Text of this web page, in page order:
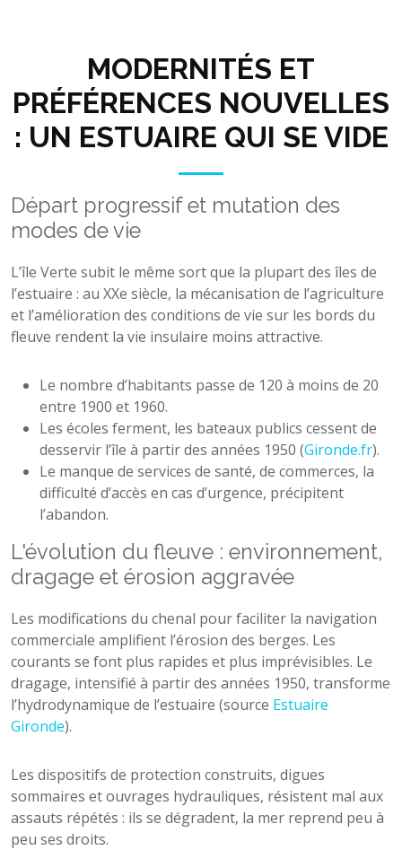
MODERNITÉS ET
PRÉFÉRENCES NOUVELLES
: UN ESTUAIRE QUI SE VIDE
Départ progressif et mutation des
modes de vie
L’île Verte subit le même sort que la plupart des îles de
l’estuaire : au XXe siècle, la mécanisation de l’agriculture
et l’amélioration des conditions de vie sur les bords du
fleuve rendent la vie insulaire moins attractive.
Le nombre d’habitants passe de 120 à moins de 20
entre 1900 et 1960.
Les écoles ferment, les bateaux publics cessent de
desservir l’île à partir des années 1950 (Gironde.fr).
Le manque de services de santé, de commerces, la
difficulté d’accès en cas d’urgence, précipitent
l’abandon.
L'évolution du fleuve : environnement,
dragage et érosion aggravée
Les modifications du chenal pour faciliter la navigation
commerciale amplifient l’érosion des berges. Les
courants se font plus rapides et plus imprévisibles. Le
dragage, intensifié à partir des années 1950, transforme
l’hydrodynamique de l’estuaire (source Estuaire
Gironde).
Les dispositifs de protection construits, digues
sommaires et ouvrages hydrauliques, résistent mal aux
assauts répétés : ils se dégradent, la mer reprend peu à
peu ses droits.